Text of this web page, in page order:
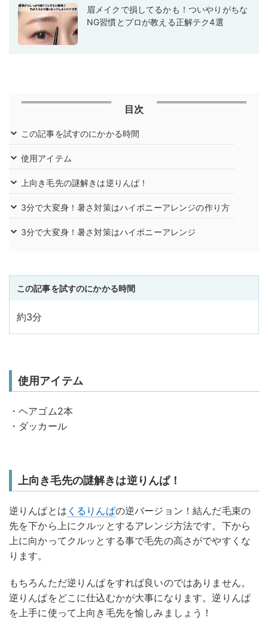
眉メイクで損してるかも！ついやりがちな
NG習慣とプロが教える正解テク4選
目次
この記事を試すのにかかる時間
使用アイテム
上向き毛先の謎解きは逆りんぱ！
3分で大変身！暑さ対策はハイポニーアレンジの作り方
3分で大変身！暑さ対策はハイポニーアレンジ
この記事を試すのにかかる時間
約3分
使用アイテム
・ヘアゴム2本
・ダッカール
上向き毛先の謎解きは逆りんぱ！
逆りんぱとは くるりんぱの逆バージョン！結んだ毛束の
先を下から上にクルッとするアレンジ方法です。下から
上に向かってクルッとする事で毛先の高さがでやすくな
ります。
もちろんただ逆りんぱをすれば良いのではありません。
逆りんぱをどこに仕込むかが大事になります。逆りんぱ
を上手に使って上向き毛先を愉しみましょう！